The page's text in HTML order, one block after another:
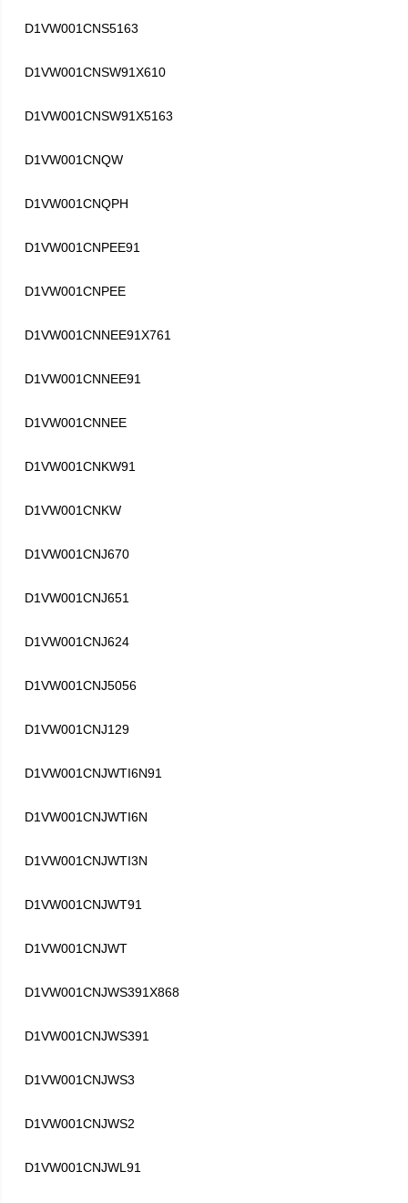
D1VW001CNS5163
D1VW001CNSW91X610
D1VW001CNSW91X5163
D1VW001CNQW
D1VW001CNQPH
D1VW001CNPEE91
D1VW001CNPEE
D1VW001CNNEE91X761
D1VW001CNNEE91
D1VW001CNNEE
D1VW001CNKW91
D1VW001CNKW
D1VW001CNJ670
D1VW001CNJ651
D1VW001CNJ624
D1VW001CNJ5056
D1VW001CNJ129
D1VW001CNJWTI6N91
D1VW001CNJWTI6N
D1VW001CNJWTI3N
D1VW001CNJWT91
D1VW001CNJWT
D1VW001CNJWS391X868
D1VW001CNJWS391
D1VW001CNJWS3
D1VW001CNJWS2
D1VW001CNJWL91